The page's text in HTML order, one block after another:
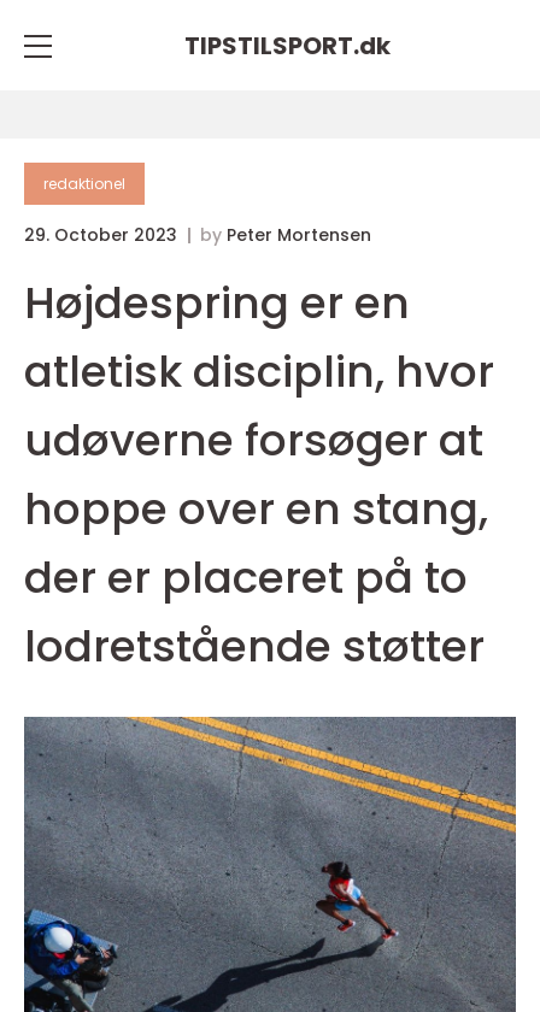
TIPSTILSPORT.dk
redaktionel
29. October 2023 by Peter Mortensen
Højdespring er en
atletisk disciplin, hvor
udøverne forsøger at
hoppe over en stang,
der er placeret på to
lodretstående støtter